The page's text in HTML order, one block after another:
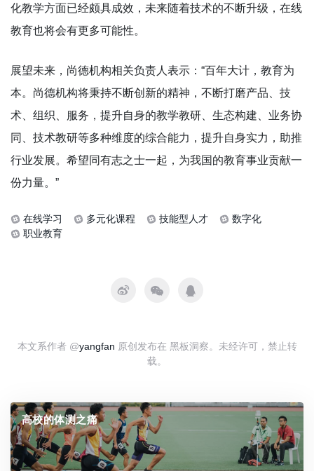
化教学方面已经颇具成效，未来随着技术的不断升级，在线
教育也将会有更多可能性。
展望未来，尚德机构相关负责人表示：“百年大计，教育为
本。尚德机构将秉持不断创新的精神，不断打磨产品、技
术、组织、服务，提升自身的教学教研、生态构建、业务协
同、技术教研等多种维度的综合能力，提升自身实力，助推
行业发展。希望同有志之士一起，为我国的教育事业贡献一
份力量。”
在线学习 多元化课程 技能型人才
数字化
职业教育
本文系作者 @yangfan 原创发布在 黑板洞察。未经许可，禁止转
载。
高校的体测之痛